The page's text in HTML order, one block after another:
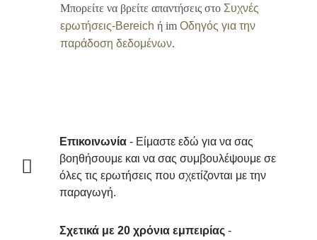
Μπορείτε να βρείτε απαντήσεις στο Συχνές
ερωτήσεις-Bereich ή im Οδηγός για την
παράδοση δεδομένων.
Επικοινωνία - Είμαστε εδώ για να σας
βοηθήσουμε και να σας συμβουλέψουμε σε
όλες τις ερωτήσεις που σχετίζονται με την
παραγωγή.
Σχετικά με 20 χρόνια εμπειρίας-